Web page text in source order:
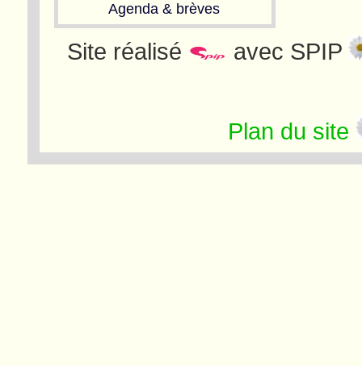
Agenda & brèves
Site réalisé avec SPIP
Plan du site